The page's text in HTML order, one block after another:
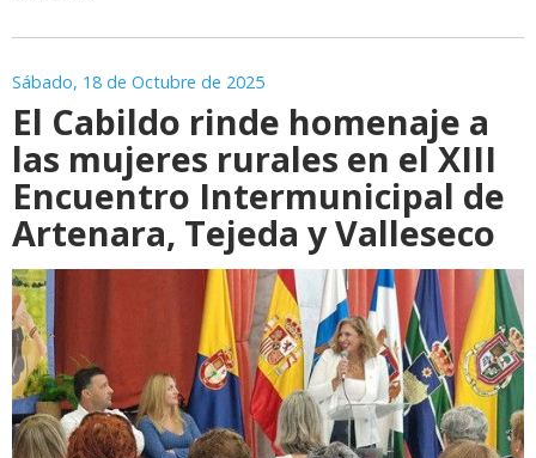
Sábado, 18 de Octubre de 2025
El Cabildo rinde homenaje a
las mujeres rurales en el XIII
Encuentro Intermunicipal de
Artenara, Tejeda y Valleseco